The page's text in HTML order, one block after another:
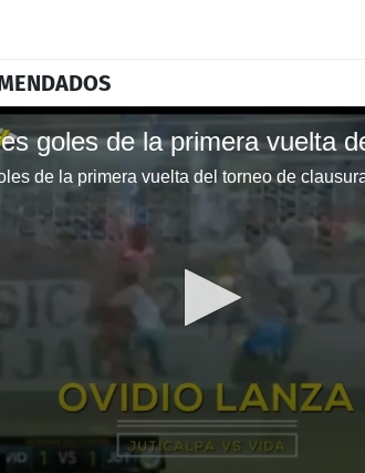
de la primera vuelta del torneo de